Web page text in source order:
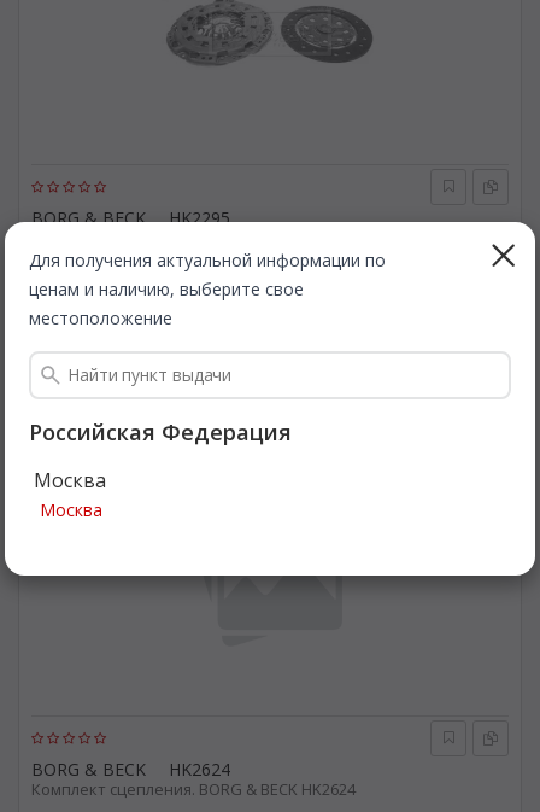
Для получения актуальной информации по
ценам и наличию, выберите свое
местоположение
Российская Федерация
Москва
Москва
BORG & BECK HK2295
1 104₽ Все цены
Подробнее
BORG & BECK HK2624
Комплект сцепления. BORG & BECK HK2624